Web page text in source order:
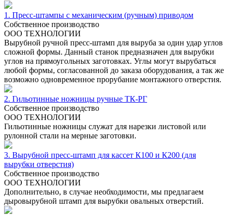
1. Пресс-штампы с механическим (ручным) приводом
Cобственное производство
ООО ТЕХНОЛОГИИ
Вырубной ручной пресс-штамп для выруба за один удар углов
сложной формы. Данный станок предназначен для вырубки
углов на прямоугольных заготовках. Углы могут вырубаться
любой формы, согласованной до заказа оборудования, а так же
возможно одновременное прорубание монтажного отверстия.
2. Гильотинные ножницы ручные ТК-РГ
Cобственное производство
ООО ТЕХНОЛОГИИ
Гильотинные ножницы служат для нарезки листовой или
рулонной стали на мерные заготовки.
3. Вырубной пресс-штамп для кассет К100 и К200 (для
вырубки отверстия)
Cобственное производство
ООО ТЕХНОЛОГИИ
Дополнительно, в случае необходимости, мы предлагаем
дыровырубной штамп для вырубки овальных отверстий.